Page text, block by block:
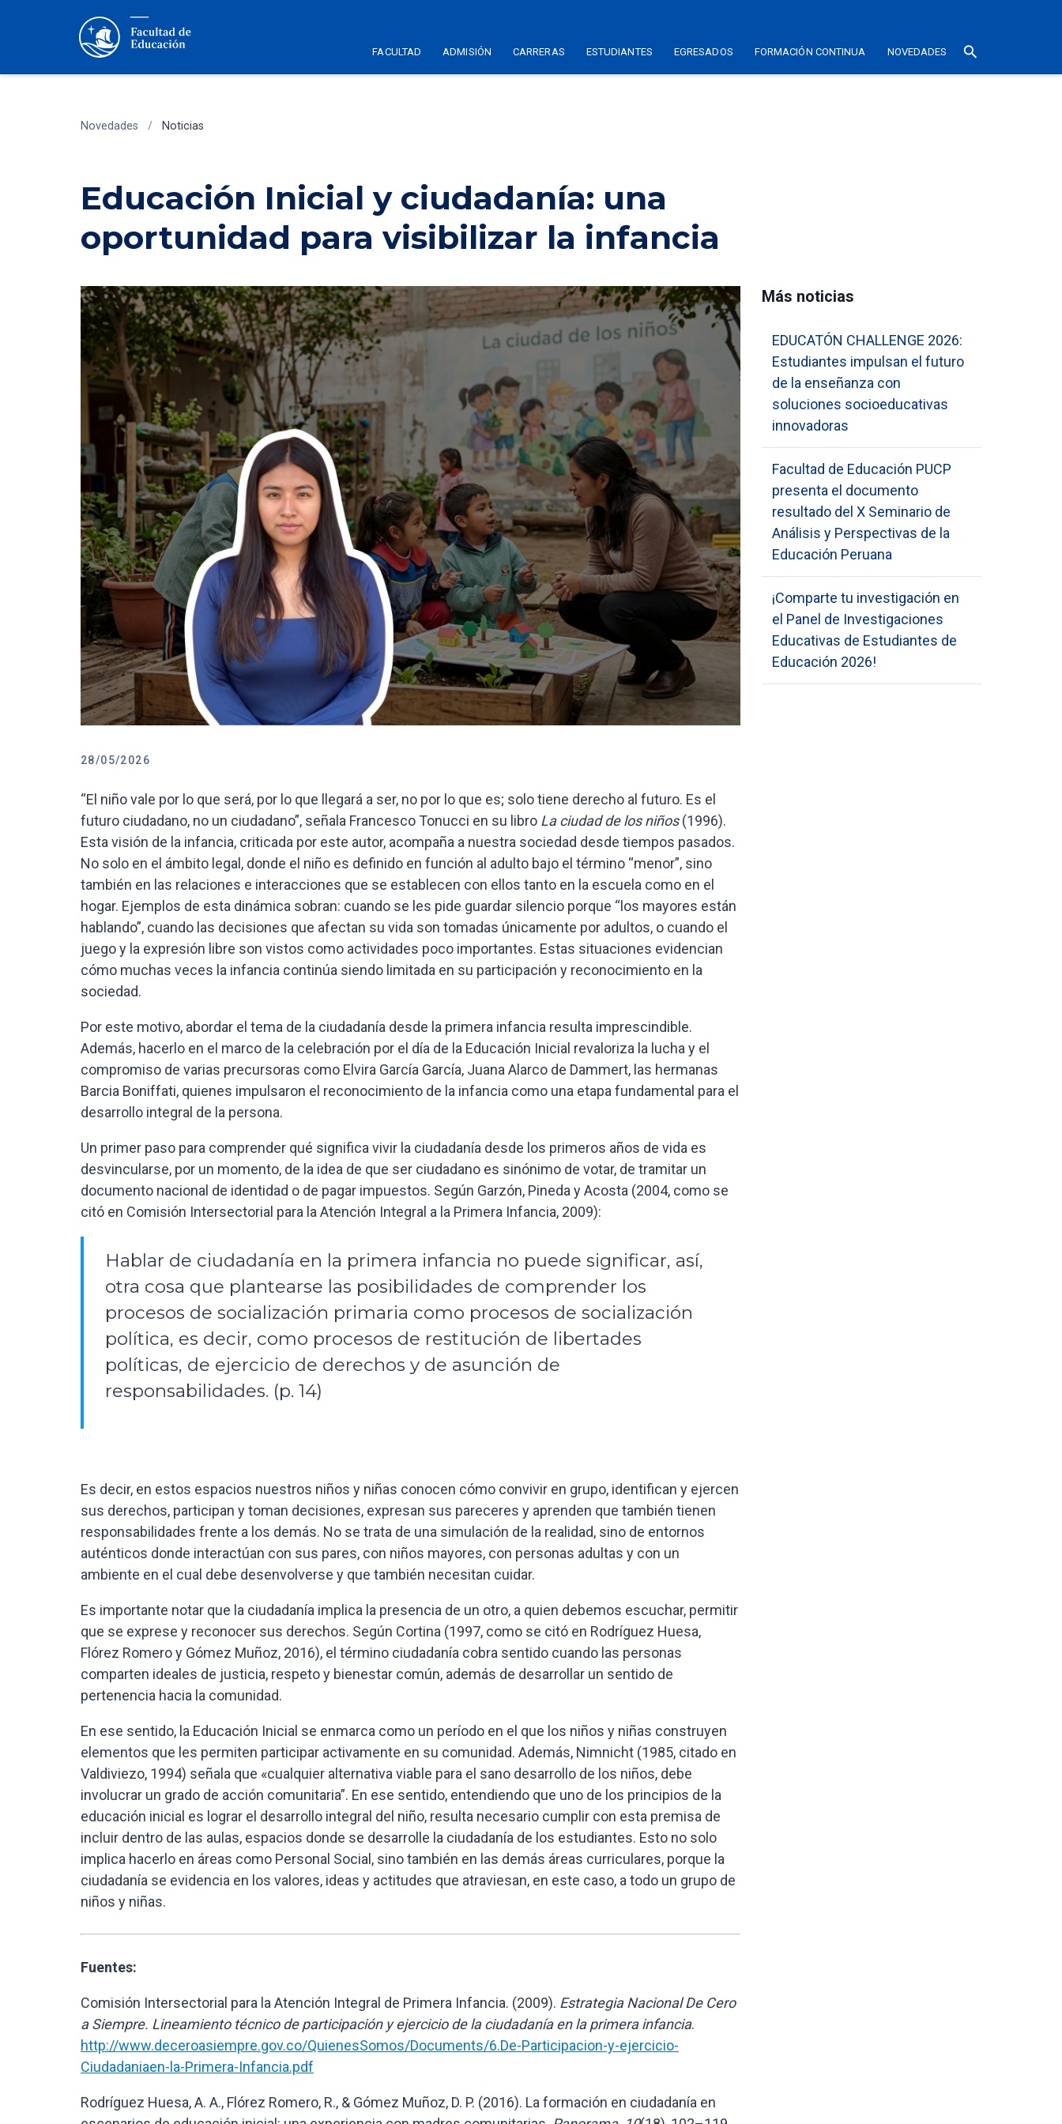
FACULTAD ADMISIÓN CARRERAS ESTUDIANTES EGRESADOS FORMACIÓN CONTINUA NOVEDADES search
Novedades / Noticias
Educación Inicial y ciudadanía: una
oportunidad para visibilizar la infancia
28/05/2026
“El niño vale por lo que será, por lo que llegará a ser, no por lo que es; solo tiene derecho al futuro. Es el
futuro ciudadano, no un ciudadano”, señala Francesco Tonucci en su libro La ciudad de los niños(1996).
Esta visión de la infancia, criticada por este autor, acompaña a nuestra sociedad desde tiempos pasados.
No solo en el ámbito legal, donde el niño es definido en función al adulto bajo el término “menor”, sino
también en las relaciones e interacciones que se establecen con ellos tanto en la escuela como en el
hogar. Ejemplos de esta dinámica sobran: cuando se les pide guardar silencio porque “los mayores están
hablando”, cuando las decisiones que afectan su vida son tomadas únicamente por adultos, o cuando el
juego y la expresión libre son vistos como actividades poco importantes. Estas situaciones evidencian
cómo muchas veces la infancia continúa siendo limitada en su participación y reconocimiento en la
sociedad.
Por este motivo, abordar el tema de la ciudadanía desde la primera infancia resulta imprescindible.
Además, hacerlo en el marco de la celebración por el día de la Educación Inicial revaloriza la lucha y el
compromiso de varias precursoras como Elvira García García, Juana Alarco de Dammert, las hermanas
Barcia Boniffati, quienes impulsaron el reconocimiento de la infancia como una etapa fundamental para el
desarrollo integral de la persona.
Un primer paso para comprender qué significa vivir la ciudadanía desde los primeros años de vida es
desvincularse, por un momento, de la idea de que ser ciudadano es sinónimo de votar, de tramitar un
documento nacional de identidad o de pagar impuestos. Según Garzón, Pineda y Acosta (2004, como se
citó en Comisión Intersectorial para la Atención Integral a la Primera Infancia, 2009):
Hablar de ciudadanía en la primera infancia no puede significar, así,
otra cosa que plantearse las posibilidades de comprender los
procesos de socialización primaria como procesos de socialización
política, es decir, como procesos de restitución de libertades
políticas, de ejercicio de derechos y de asunción de
responsabilidades. (p. 14)
Es decir, en estos espacios nuestros niños y niñas conocen cómo convivir en grupo, identifican y ejercen
sus derechos, participan y toman decisiones, expresan sus pareceres y aprenden que también tienen
responsabilidades frente a los demás. No se trata de una simulación de la realidad, sino de entornos
auténticos donde interactúan con sus pares, con niños mayores, con personas adultas y con un
ambiente en el cual debe desenvolverse y que también necesitan cuidar.
Es importante notar que la ciudadanía implica la presencia de un otro, a quien debemos escuchar, permitir
que se exprese y reconocer sus derechos. Según Cortina (1997, como se citó en Rodríguez Huesa,
Flórez Romero y Gómez Muñoz, 2016), el término ciudadanía cobra sentido cuando las personas
comparten ideales de justicia, respeto y bienestar común, además de desarrollar un sentido de
pertenencia hacia la comunidad.
En ese sentido, la Educación Inicial se enmarca como un período en el que los niños y niñas construyen
elementos que les permiten participar activamente en su comunidad. Además, Nimnicht (1985, citado en
Valdiviezo, 1994) señala que «cualquier alternativa viable para el sano desarrollo de los niños, debe
involucrar un grado de acción comunitaria”. En ese sentido, entendiendo que uno de los principios de la
educación inicial es lograr el desarrollo integral del niño, resulta necesario cumplir con esta premisa de
incluir dentro de las aulas, espacios donde se desarrolle la ciudadanía de los estudiantes. Esto no solo
implica hacerlo en áreas como Personal Social, sino también en las demás áreas curriculares, porque la
ciudadanía se evidencia en los valores, ideas y actitudes que atraviesan, en este caso, a todo un grupo de
niños y niñas.
Fuentes:
Comisión Intersectorial para la Atención Integral de Primera Infancia. (2009). Estrategia Nacional De Cero
a Siempre. Lineamiento técnico de participación y ejercicio de la ciudadanía en la primera infancia.
http://www.deceroasiempre.gov.co/QuienesSomos/Documents/6.De-Participacion-y-ejercicio-
Ciudadaniaen-la-Primera-Infancia.pdf
Rodríguez Huesa, A. A., Flórez Romero, R., & Gómez Muñoz, D. P. (2016). La formación en ciudadanía en
Más noticias
EDUCATÓN CHALLENGE 2026:
Estudiantes impulsan el futuro
de la enseñanza con
soluciones socioeducativas
innovadoras
Facultad de Educación PUCP
presenta el documento
resultado del X Seminario de
Análisis y Perspectivas de la
Educación Peruana
¡Comparte tu investigación en
el Panel de Investigaciones
Educativas de Estudiantes de
Educación 2026!